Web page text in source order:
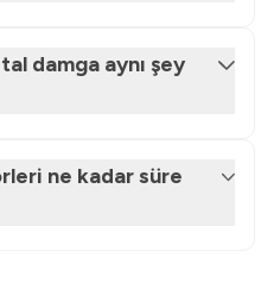
damga aynı şey
ne kadar süre